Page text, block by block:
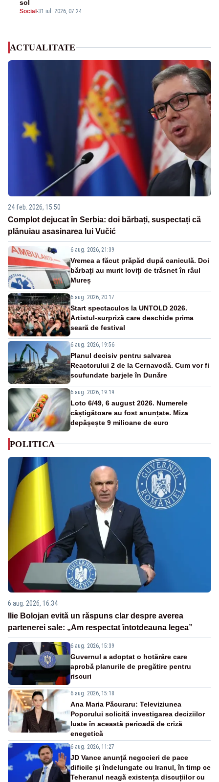
Social -31 iul. 2026, 07:24
sol
ACTUALITATE
24 feb. 2026, 15:50
Complot dejucat în Serbia: doi bărbați, suspectați că
plănuiau asasinarea lui Vučić
6 aug. 2026, 21:39
Vremea a făcut prăpăd după caniculă. Doi
bărbați au murit loviți de trăsnet în râul
Mureș
6 aug. 2026, 20:17
Start spectaculos la UNTOLD 2026.
Artistul-surpriză care deschide prima
seară de festival
6 aug. 2026, 19:56
Planul decisiv pentru salvarea
Reactorului 2 de la Cernavodă. Cum vor fi
scufundate barjele în Dunăre
6 aug. 2026, 19:19
Loto 6/49, 6 august 2026. Numerele
câștigătoare au fost anunțate. Miza
depășește 9 milioane de euro
POLITICA
6 aug. 2026, 16:34
Ilie Bolojan evită un răspuns clar despre averea
partenerei sale: „Am respectat întotdeauna legea”
6 aug. 2026, 15:39
Guvernul a adoptat o hotărâre care
aprobă planurile de pregătire pentru
riscuri
6 aug. 2026, 15:18
Ana Maria Păcuraru: Televiziunea
Poporului solicită investigarea deciziilor
luate în această perioadă de criză
enegetică
6 aug. 2026, 11:27
JD Vance anunță negocieri de pace
dificile și îndelungate cu Iranul, în timp ce
Teheranul neagă existența discuțiilor cu